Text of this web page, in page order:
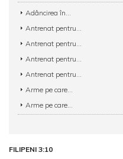
Adâncirea în...
Antrenat pentru...
Antrenat pentru...
Antrenat pentru...
Antrenat pentru...
Arme pe care...
Arme pe care...
FILIPENI 3:10